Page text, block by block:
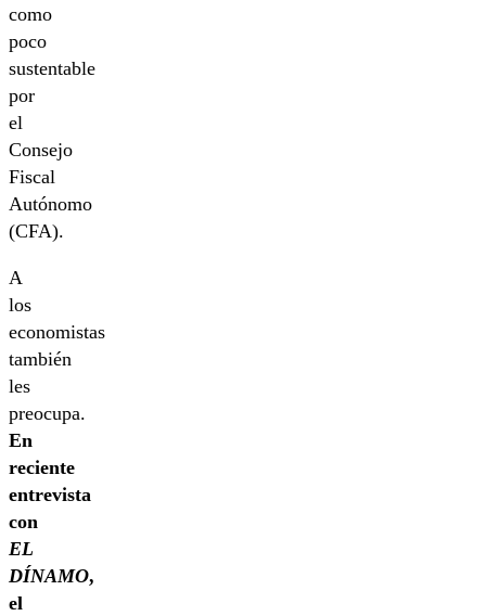
como
poco
sustentable
por
el
Consejo
Fiscal
Autónomo
(CFA).
A
los
economistas
también
les
preocupa.
En
reciente
entrevista
con
EL
DÍNAMO,
el